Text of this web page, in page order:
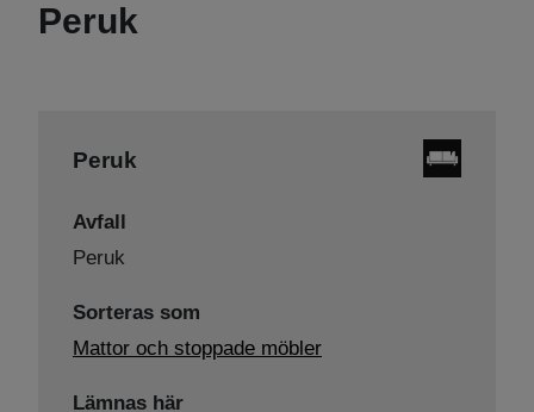
Peruk
Peruk
Avfall
Peruk
Sorteras som
Mattor och stoppade möbler
Lämnas här